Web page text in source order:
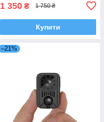
1 350 ₴ 1 750 ₴
Купити
–21%